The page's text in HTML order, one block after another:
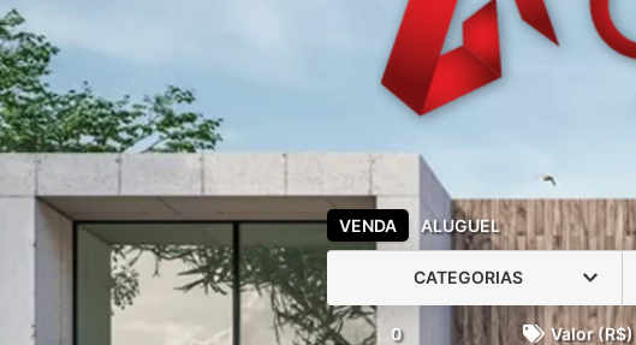
VENDA ALUGUEL
CATEGORIAS
0 Valor (R$)